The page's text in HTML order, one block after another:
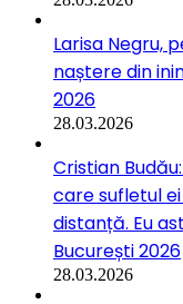
Larisa Negru,
naștere din
2026
28.03.2026
Cristian
care sufletul
distanță. Eu
București 2026
28.03.2026